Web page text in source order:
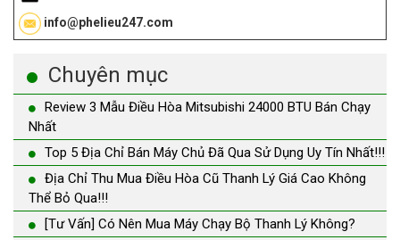
info@phelieu247.com
Chuyên mục
Review 3 Mẫu Điều Hòa Mitsubishi 24000 BTU Bán Chạy
Nhất
Top 5 Địa Chỉ Bán Máy Chủ Đã Qua Sử Dụng Uy Tín Nhất!!!
Địa Chỉ Thu Mua Điều Hòa Cũ Thanh Lý Giá Cao Không
Thể Bỏ Qua!!!
[Tư Vấn] Có Nên Mua Máy Chạy Bộ Thanh Lý Không?